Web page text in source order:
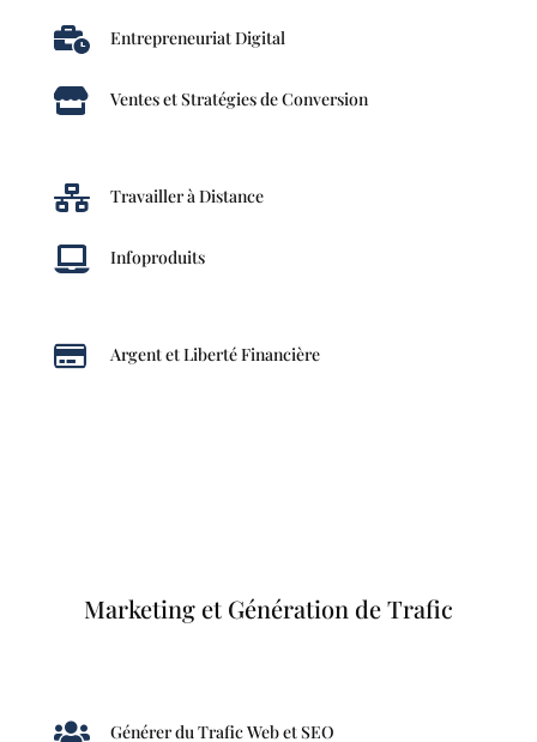
 Entrepreneuriat Digital
 Ventes et Stratégies de Conversion
 Travailler à Distance
 Infoproduits
 Argent et Liberté Financière
Marketing et Génération de Trafic
 Générer du Trafic Web et SEO